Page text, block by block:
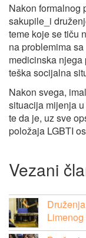
Nakon formalnog
sakupile_i
teme koje se tiču
na problemima
medicinska njega
teška socijalna
Nakon svega,
situacija mijenja
te da je, uz sve
položaja LGBTI
Vezani